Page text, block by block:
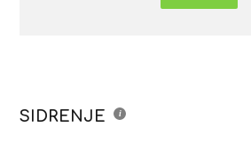
SIDRENJE